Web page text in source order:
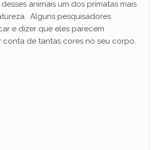
V
animais um dos primatas mais
Alguns pesquisadores
e dizer que eles parecem
conta de tantas cores no seu corpo.